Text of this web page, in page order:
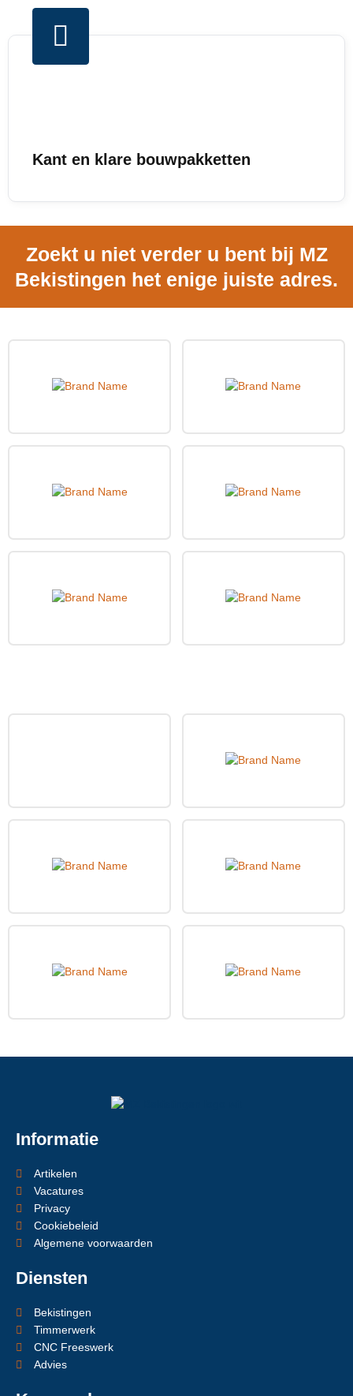
Kant en klare bouwpakketten
Zoekt u niet verder u bent bij MZ
Bekistingen het enige juiste adres.
Informatie
Artikelen
Vacatures
Privacy
Cookiebeleid
Algemene voorwaarden
Diensten
Bekistingen
Timmerwerk
CNC Freeswerk
Advies